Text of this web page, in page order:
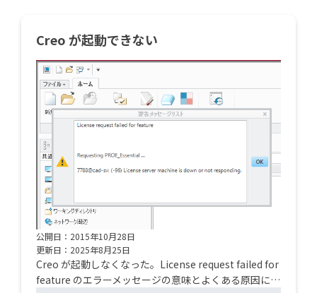
Creo が起動できない
公開日：2015年10月28日
更新日：2025年8月25日
Creo が起動しなくなった。License request failed for
feature のエラーメッセージの意味とよくある原因に…